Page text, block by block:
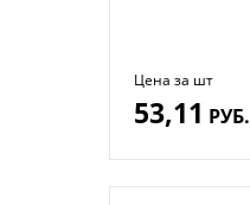
Цена за шт
53,11 РУБ.